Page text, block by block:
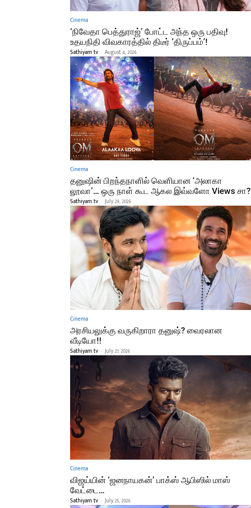
Cinema
‘நிவேதா பெத்துராஜ்’ போட்ட அந்த ஒரு பதிவு!
உதயநிதி விவகாரத்தில் திடீர் ‘திருப்பம்’!
Sathiyam tv - August 4, 2026
Cinema
தனுஷின் பிறந்தநாளில் வெளியான ‘அலாகா
லூவா’… ஒரு நாள் கூட ஆகல இவ்வளோ Views சா?
Sathiyam tv - July 29, 2026
Cinema
அரசியலுக்கு வருகிறாரா தனுஷ்? வைரலான
வீடியோ!!
Sathiyam tv - July 27, 2026
Cinema
விஜய்யின் ‘ஜனநாயகன்’ பாக்ஸ் ஆபிஸில் மாஸ்
வேட்டை…
Sathiyam tv - July 25, 2026